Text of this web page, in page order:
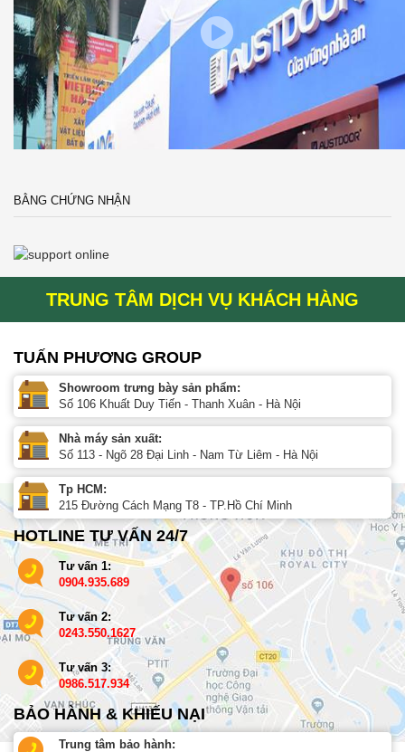
BẰNG CHỨNG NHẬN
TRUNG TÂM DỊCH VỤ KHÁCH HÀNG
TUẤN PHƯƠNG GROUP
Showroom trưng bày sản phẩm:
Số 106 Khuất Duy Tiến - Thanh Xuân - Hà Nội
Nhà máy sản xuất:
Số 113 - Ngõ 28 Đại Linh - Nam Từ Liêm - Hà Nội
Tp HCM:
215 Đường Cách Mạng T8 - TP.Hồ Chí Minh
HOTLINE TƯ VẤN 24/7
Tư vấn 1:
0904.935.689
Tư vấn 2:
0243.550.1627
Tư vấn 3:
0986.517.934
BẢO HÀNH & KHIẾU NẠI
Trung tâm bảo hành: